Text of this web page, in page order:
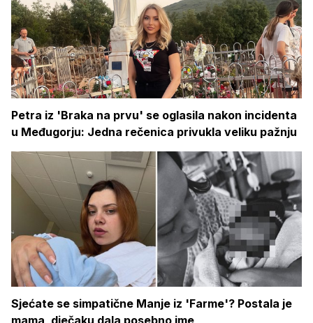
Petra iz 'Braka na prvu' se oglasila nakon incidenta
u Međugorju: Jedna rečenica privukla veliku pažnju
Sjećate se simpatične Manje iz 'Farme'? Postala je